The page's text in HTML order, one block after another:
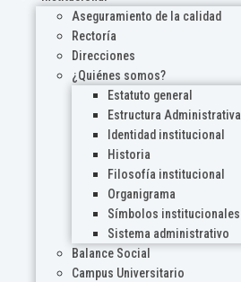
Aseguramiento de la calidad
Rectoría
Direcciones
¿Quiénes somos?
Estatuto general
Estructura Administrativa
Identidad institucional
Historia
Filosofía institucional
Organigrama
Símbolos institucionales
Sistema administrativo
Balance Social
Campus Universitario